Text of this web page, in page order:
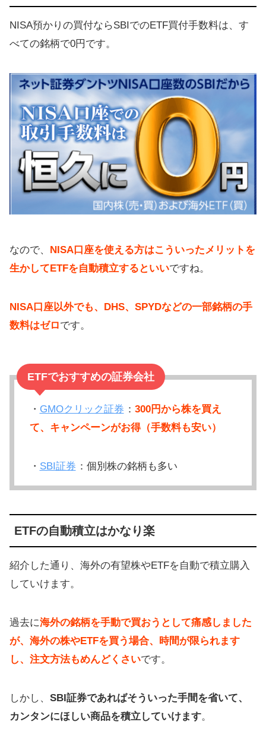
NISA預かりの買付ならSBIでのETF買付手数料は、す
べての銘柄で0円です。
なので、
NISA口座を使える方はこういったメリットを
生かしてETFを自動積立するといいですね。
NISA口座以外でも、DHS、SPYDなどの一部銘柄の手
数料はゼロです。
ETFでおすすめの証券会社
・ GMOクリック証券 ： 300円から株を買え
て、キャンペーンがお得（手数料も安い）
・ SBI証券 ：個別株の銘柄も多い
ETFの自動積立はかなり楽
紹介した通り、海外の有望株やETFを自動で積立購入
していけます。
過去に海外の銘柄を手動で買おうとして痛感しました
が、海外の株やETFを買う場合、時間が限られます
し、注文方法もめんどくさいです。
しかし、 SBI証券であればそういった手間を省いて、
カンタンにほしい商品を積立していけます。